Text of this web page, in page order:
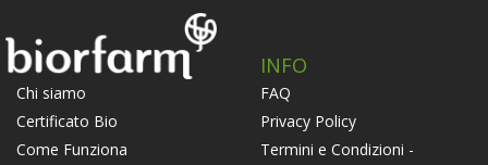
Chi siamo
Certificato Bio
Come Funziona
INFO
FAQ
Privacy Policy
Termini e Condizioni -